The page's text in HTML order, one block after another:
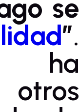
se
”.
ha